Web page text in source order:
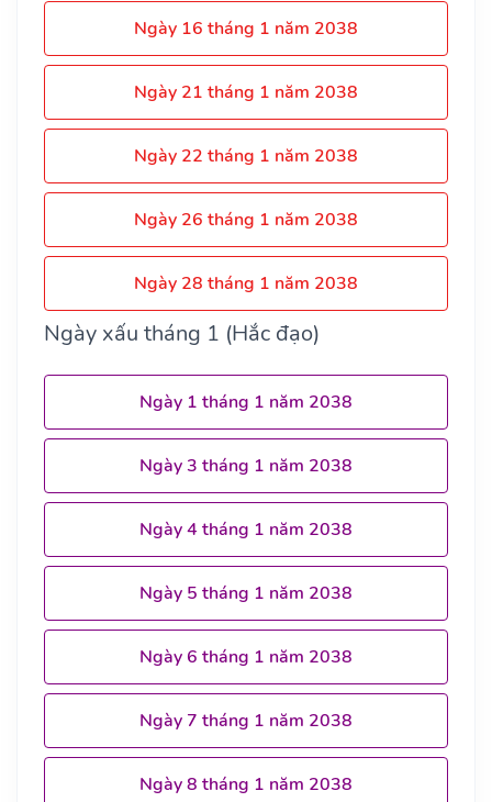
Ngày 16 tháng 1 năm 2038
Ngày 21 tháng 1 năm 2038
Ngày 22 tháng 1 năm 2038
Ngày 26 tháng 1 năm 2038
Ngày 28 tháng 1 năm 2038
Ngày xấu tháng 1 (Hắc đạo)
Ngày 1 tháng 1 năm 2038
Ngày 3 tháng 1 năm 2038
Ngày 4 tháng 1 năm 2038
Ngày 5 tháng 1 năm 2038
Ngày 6 tháng 1 năm 2038
Ngày 7 tháng 1 năm 2038
Ngày 8 tháng 1 năm 2038